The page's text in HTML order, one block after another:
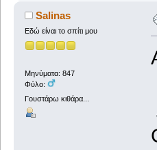
Salinas
Εδώ είναι το σπίτι μου
Μηνύματα: 847
Φύλο:
Γουστάρω κιθάρα...